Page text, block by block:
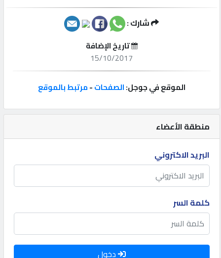
مميزة
إتصل
إعلانات
المنتدى
كيو
مزاد
كيو
منطقة الأعضاء
البريد الاكتروني
كلمة السر
دخول
شارك :
تاريخ الإضافة
15/10/2017
الموقع في جوجل:الصفحات-مرتبط بالموقع